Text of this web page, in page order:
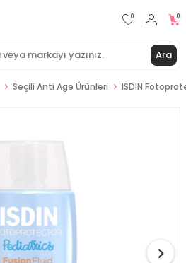
Ara
0 0
Seçili Anti Age Ürünleri ISDIN